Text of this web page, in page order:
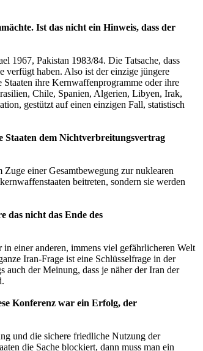
Ist das nicht ein Hinweis, dass der
1967, Pakistan 1983/84. Die Tatsache, dass
verfügt haben. Also ist der einzige jüngere
ihre Kernwaffenprogramme oder ihre
Chile, Spanien, Algerien, Libyen, Irak,
gestützt auf einen einzigen Fall, statistisch
Staaten dem Nichtverbreitungsvertrag
einer Gesamtbewegung zur nuklearen
beitreten, sondern sie werden
das nicht das Ende des
einer anderen, immens viel gefährlicheren Welt
Iran-Frage ist eine Schlüsselfrage in der
der Meinung, dass je näher der Iran der
Konferenz war ein Erfolg, der
und die sichere friedliche Nutzung der
die Sache blockiert, dann muss man ein